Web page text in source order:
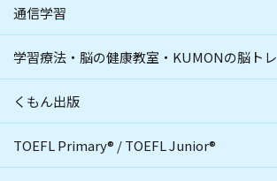
通信学習
学習療法・脳の健康教室・KUMONの脳トレ
くもん出版
TOEFL Primary® /TOEFL Junior®